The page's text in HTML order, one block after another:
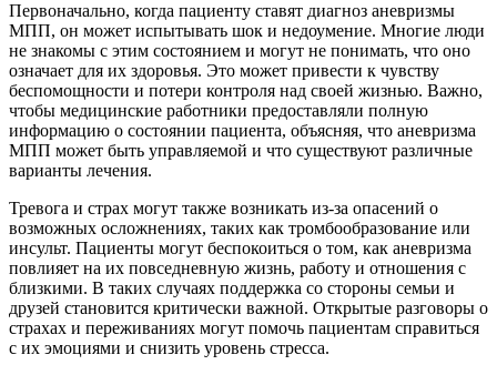
Первоначально, когда пациенту ставят диагноз аневризмы
МПП, он может испытывать шок и недоумение. Многие люди
не знакомы с этим состоянием и могут не понимать, что оно
означает для их здоровья. Это может привести к чувству
беспомощности и потери контроля над своей жизнью. Важно,
чтобы медицинские работники предоставляли полную
информацию о состоянии пациента, объясняя, что аневризма
МПП может быть управляемой и что существуют различные
варианты лечения.
Тревога и страх могут также возникать из-за опасений о
возможных осложнениях, таких как тромбообразование или
инсульт. Пациенты могут беспокоиться о том, как аневризма
повлияет на их повседневную жизнь, работу и отношения с
близкими. В таких случаях поддержка со стороны семьи и
друзей становится критически важной. Открытые разговоры о
страхах и переживаниях могут помочь пациентам справиться
с их эмоциями и снизить уровень стресса.